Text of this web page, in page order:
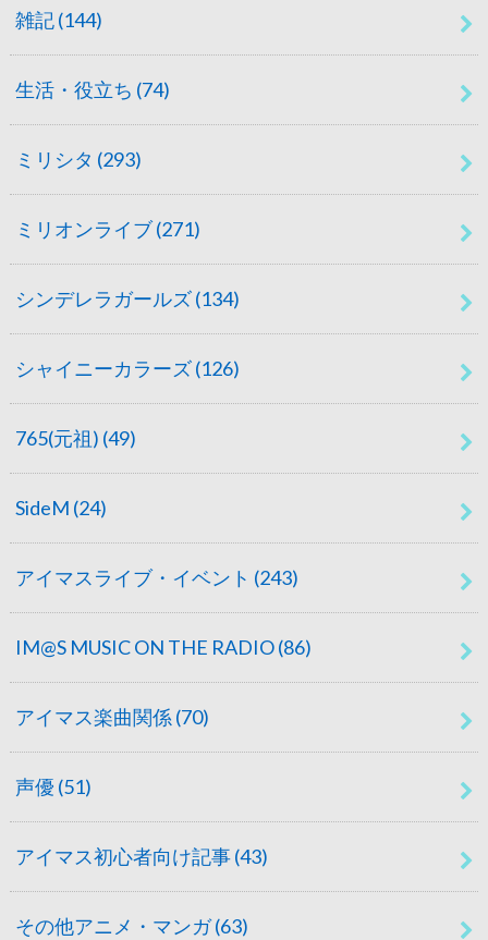
雑記(144)
生活・役立ち (74)
ミリシタ (293)
ミリオンライブ(271)
シンデレラガールズ(134)
シャイニーカラーズ(126)
765(元祖) (49)
SideM (24)
アイマスライブ・イベント (243)
IM@S MUSIC ON THE RADIO(86)
アイマス楽曲関係 (70)
声優 (51)
アイマス初心者向け記事(43)
その他アニメ・マンガ(63)